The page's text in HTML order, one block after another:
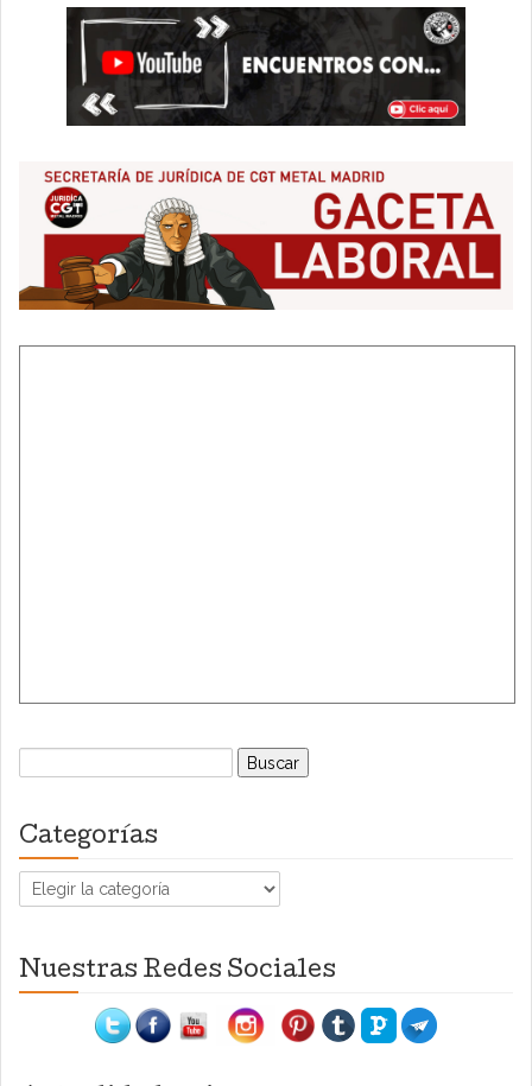
Buscar:
Categorías
Categorías
Nuestras Redes Sociales